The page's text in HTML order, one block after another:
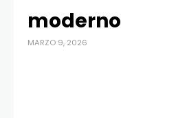
moderno
MARZO 9, 2026